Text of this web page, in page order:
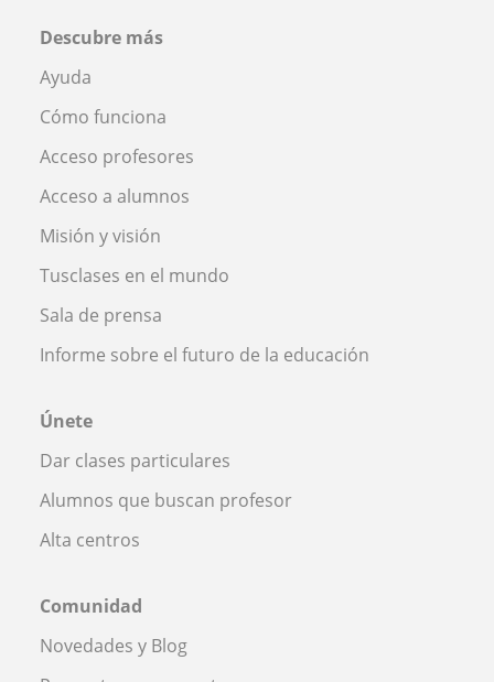
Descubre más
Ayuda
Cómo funciona
Acceso profesores
Acceso a alumnos
Misión y visión
Tusclases en el mundo
Sala de prensa
Informe sobre el futuro de la educación
Únete
Dar clases particulares
Alumnos que buscan profesor
Alta centros
Comunidad
Novedades y Blog